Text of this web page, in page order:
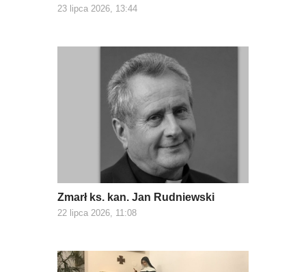
23 lipca 2026, 13:44
Zmarł ks. kan. Jan Rudniewski
22 lipca 2026, 11:08